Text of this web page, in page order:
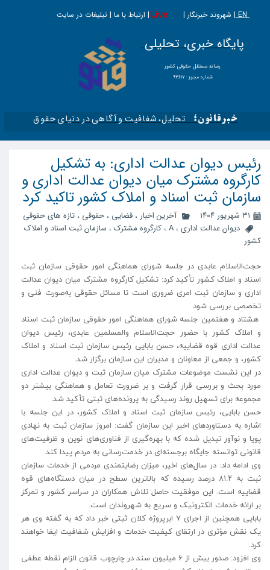
EN | شهروند خبرنگار | | ارتباط با ما | تبلیغات در سایت
Live
پایگاه خبری، تحلیلی
​​​​رسانه مستقل حقوقی کشور
شماره مجوز : ۹۳۶۱۷
خبرقانون؛ تحلیل، شفافیت و آگاهی در دنیای حقوق​​​​​​​
رئیس دیوان عدالت اداری: به تشکیل
کارگروه مشترک میان دیوان عدالت اداری و
سازمان ثبت اسناد و املاک کشور تاکید کرد
۳۱ شهریور ۱۴۰۴ آخرین اخبار ، قضایی ، حقوقی ، تازه های حقوقی
دیوان عدالت اداری ، A ، کارگروه مشترک ، سازمان ثبت اسناد و املاک
کشور
حجت‌الاسلام عابدی در جلسه شورای هماهنگی امور حقوقی سازمان ثبت
اسناد و املاک کشور تأکید کرد: تشکیل کارگروه مشترک میان دیوان عدالت
اداری و سازمان ثبت امری ضروری است تا مسائل حقوقی به‌صورت فنی و
تخصصی بررسی شود.
هشتاد و هفتمین جلسه شورای هماهنگی امور حقوقی سازمان ثبت اسناد
و املاک کشور با حضور حجت‌الاسلام والمسلمین عابدی، رئیس دیوان
عدالت اداری قوه قضاییه، حسن بابایی رئیس سازمان ثبت اسناد و املاک
کشور، و جمعی از معاونان و مدیران این سازمان برگزار شد.
در این نشست موضوعات مشترک میان سازمان ثبت و دیوان عدالت اداری
مورد بحث و بررسی قرار گرفت و بر ضرورت تعامل و هماهنگی بیشتر دو
مجموعه برای تسهیل روند رسیدگی به پرونده‌های ثبتی تأکید شد.
حسن بابایی، رئیس سازمان ثبت اسناد و املاک کشور، در این جلسه با
اشاره به دستاوردهای اخیر این سازمان گفت: امروز سازمان ثبت به نهادی
پویا و نوآور تبدیل شده که با بهره‌گیری از فناوری‌های نوین و ظرفیت‌های
قانونی توانسته جایگاه برجسته‌ای در خدمت‌رسانی به مردم پیدا کند.
وی ادامه داد: در سال‌های اخیر، میزان رضایتمندی مردمی از خدمات سازمان
ثبت به ۸۱.۲ درصد رسیده که بالاترین سطح در میان دستگاه‌های قوه
قضاییه است. این موفقیت حاصل تلاش همکاران در سراسر کشور و تمرکز
بر ارائه خدمات الکترونیک و سریع به شهروندان است.
بابایی همچنین از اجرای ۷ ابرپروژه کلان ثبتی خبر داد که به گفته وی هر
یک نقش مؤثری در ارتقای کیفیت خدمات و افزایش شفافیت ایفا خواهند
کرد.
وی افزود: صدور بیش از ۶ میلیون سند در چارچوب قانون الزام نقطه عطفی